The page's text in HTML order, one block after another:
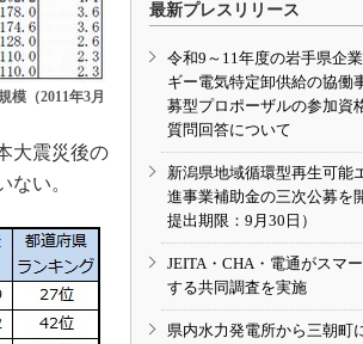
（2011年3月
大震災後の
ない。
最新プレスリリース
令和9～11年度の岩手県企
ギー電気特定卸供給の協働
募型プロポーザルの参加資
質問回答について
新潟県地域循環型再生可能
進事業補助金の三次公募を
提出期限：9月30日）
JEITA・CHA・電通がスマ
する共同調査を実施
県内水力発電所から三朝町